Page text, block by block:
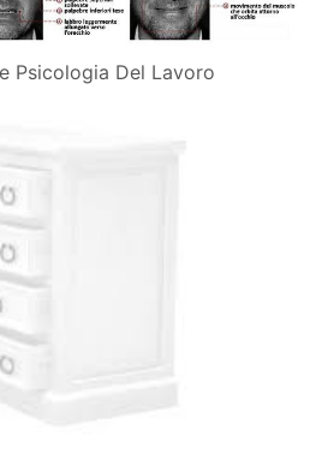
Psicologia Del Lavoro